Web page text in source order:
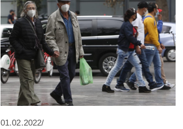
01.02.2022/